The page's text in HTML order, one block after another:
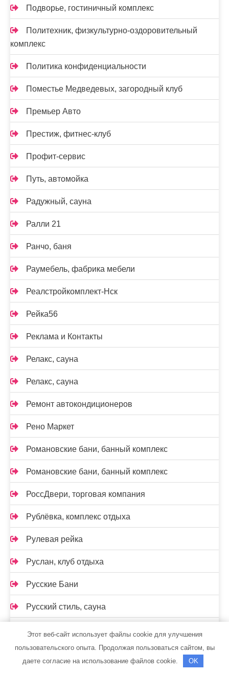
Подворье, гостиничный комплекс
Политехник, физкультурно-оздоровительный
комплекс
Политика конфиденциальности
Поместье Медведевых, загородный клуб
Премьер Авто
Престиж, фитнес-клуб
Профит-сервис
Путь, автомойка
Радужный, сауна
Ралли 21
Ранчо, баня
Раумебель, фабрика мебели
Реалстройкомплект-Нск
Рейка56
Реклама и Контакты
Релакс, сауна
Релакс, сауна
Ремонт автокондиционеров
Рено Маркет
Романовские бани, банный комплекс
Романовские бани, банный комплекс
РоссДвери, торговая компания
Рублёвка, комплекс отдыха
Рулевая рейка
Руслан, клуб отдыха
Русские Бани
Русский стиль, сауна
Сайран, гостиница
Этот веб-сайт использует файлы cookie для улучшения
пользовательского опыта. Продолжая пользоваться сайтом, вы
даете согласие на использование файлов cookie.
OK